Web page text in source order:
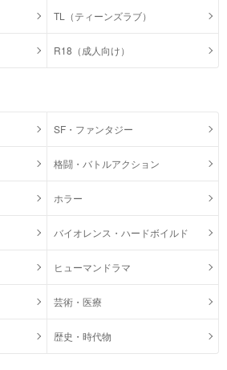
TL（ティーンズラブ）
R18（成人向け）
SF・ファンタジー
格闘・バトルアクション
ホラー
バイオレンス・ハードボイルド
ヒューマンドラマ
芸術・医療
歴史・時代物